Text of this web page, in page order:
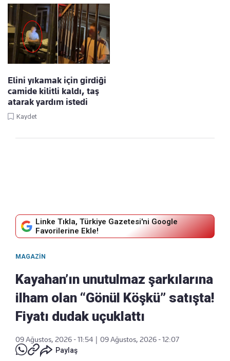
Elini yıkamak için girdiği
camide kilitli kaldı, taş
atarak yardım istedi
Kaydet
Linke Tıkla, Türkiye Gazetesi'ni Google
Favorilerine Ekle!
MAGAZIN
Kayahan’ın unutulmaz şarkılarına
ilham olan “Gönül Köşkü” satışta!
Fiyatı dudak uçuklattı
09 Ağustos, 2026 - 11:54
09 Ağustos, 2026 - 12:07
Paylaş